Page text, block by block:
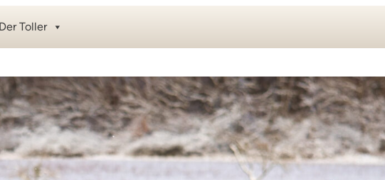
Der Toller